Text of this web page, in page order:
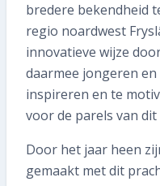
bredere bekendheid
regio noardwest
innovatieve wijze
daarmee jongeren
inspireren en te
voor de parels van dit
Door het jaar heen
gemaakt met dit
SNEL REGELEN
Volgende
Aan- of
Mijn